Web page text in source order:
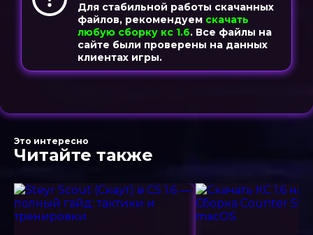
Для стабильной работы скачанных
файлов, рекомендуем скачать
любую сборку кс 1.6. Все файлы на
сайте были проверены на данных
клиентах игры.
Это интересно
Читайте также